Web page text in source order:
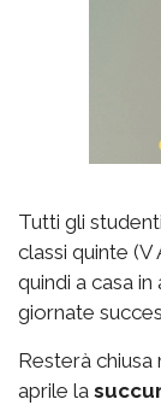
Tutti gli
classi quinte (V
quindi a casa
giornate
Resterà
aprile la